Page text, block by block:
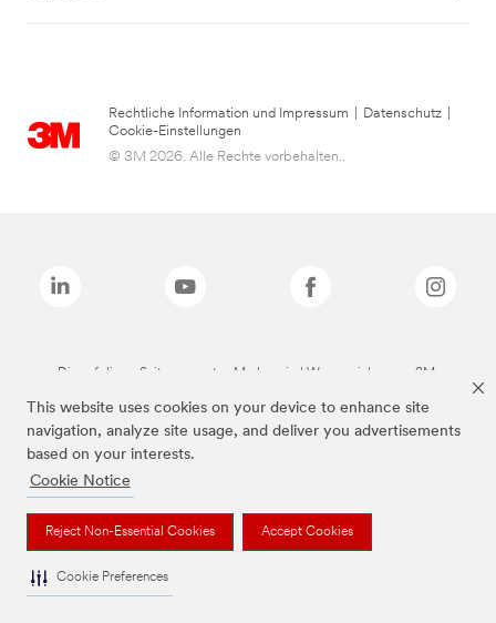
This website uses cookies on your device to enhance site
navigation, analyze site usage, and deliver you advertisements
based on your interests.
Cookie Notice
Reject Non-Essential Cookies Accept Cookies
Cookie Preferences
Rechtliche Information und Impressum Datenschutz
Cookie-Einstellungen
© 3M 2026. Alle Rechte vorbehalten..
Die auf dieser Seite genannten Marken sind Warenzeichen von 3M.